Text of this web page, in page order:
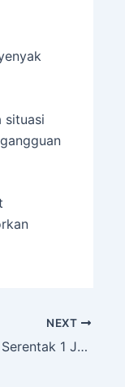
situasi
NEXT
Penanaman Jagung Serentak 1 Juta Hektar Di Kabupaten Purwakarta